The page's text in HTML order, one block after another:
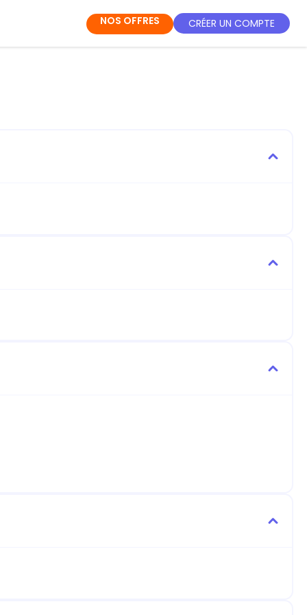
NOS OFFRES CRÉER UN COMPTE